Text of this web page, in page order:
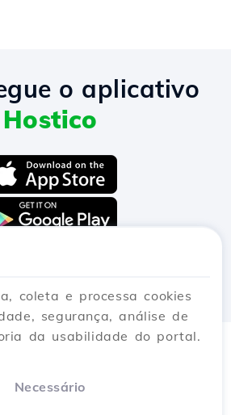
coleta e processa cookies
segurança, análise de
da usabilidade do portal.
Necessário
o aplicativo
Hostico